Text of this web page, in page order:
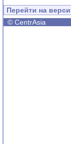
Перейти на
© CentrAsia